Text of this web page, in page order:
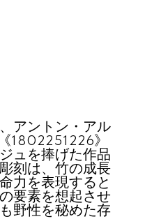
アントン・アル
1802251226》
ュを捧げた作品
刻は、竹の成長
力を表現すると
要素を想起させ
野性を秘めた存